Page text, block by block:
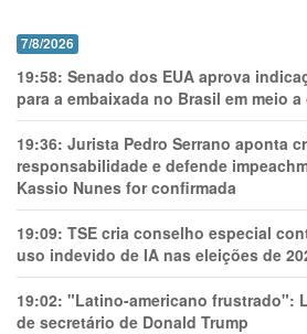
7/8/2026
19:58: Senado dos EUA aprova
para a embaixada no Brasil em meio
19:36: Jurista Pedro Serrano aponta
responsabilidade e defende
Kassio Nunes for confirmada
19:09: TSE cria conselho especial
uso indevido de IA nas eleições de
19:02: "Latino-americano frustrado":
de secretário de Donald Trump